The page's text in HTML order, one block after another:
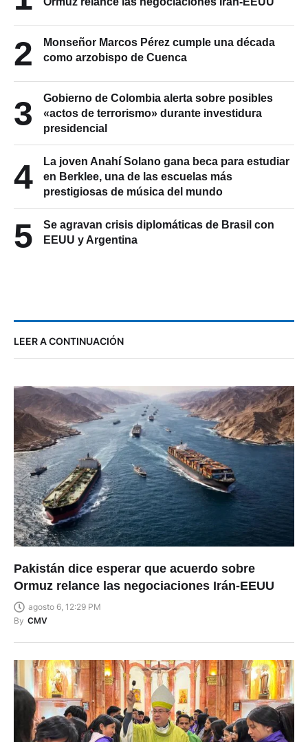
2
Monseñor Marcos Pérez cumple una década
como arzobispo de Cuenca
3
Gobierno de Colombia alerta sobre posibles
«actos de terrorismo» durante investidura
presidencial
4
La joven Anahí Solano gana beca para estudiar
en Berklee, una de las escuelas más
prestigiosas de música del mundo
5
Se agravan crisis diplomáticas de Brasil con
EEUU y Argentina
LEER A CONTINUACIÓN
Pakistán dice esperar que acuerdo sobre
Ormuz relance las negociaciones Irán-EEUU
agosto 6, 12:29 PM
By